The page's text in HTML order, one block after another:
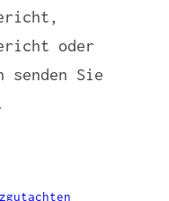
oder
senden Sie